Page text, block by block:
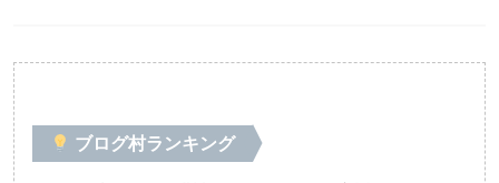
ブログ村ランキング